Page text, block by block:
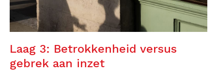
Laag 3: Betrokkenheid versus
gebrek aan inzet